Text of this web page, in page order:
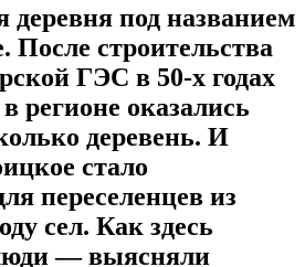
деревня под названием
После строительства
ГЭС в 50-х годах
регионе оказались
деревень. И
стало
переселенцев из
сел. Как здесь
— выясняли